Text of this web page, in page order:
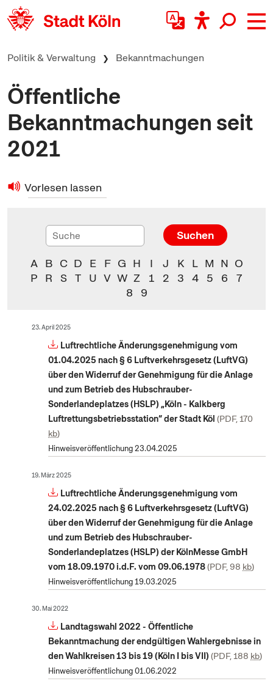
zum Inhalt springen
Politik & Verwaltung Bekanntmachungen
Öffentliche
Bekanntmachungen seit
2021
Vorlesen lassen
Suchen
A B C D E F G H I J K L M N O
P
R S T U V W Z 1 2 3 4 5 6
7
8
9
23. April 2025
Luftrechtliche Änderungsgenehmigung vom
01.04.2025 nach § 6 Luftverkehrsgesetz (LuftVG)
über den Widerruf der Genehmigung für die Anlage
und zum Betrieb des Hubschrauber-
Sonderlandeplatzes (HSLP) „Köln - Kalkberg
Luftrettungsbetriebsstation“ der Stadt Köl PDF, 170
kb
Hinweisveröffentlichung 23.04.2025
19. März 2025
Luftrechtliche Änderungsgenehmigung vom
24.02.2025 nach § 6 Luftverkehrsgesetz (LuftVG)
über den Widerruf der Genehmigung für die Anlage
und zum Betrieb des Hubschrauber-
Sonderlandeplatzes (HSLP) der KölnMesse GmbH
vom 18.09.1970 i.d.F. vom 09.06.1978 PDF, 98 kb
Hinweisveröffentlichung 19.03.2025
30. Mai 2022
Landtagswahl 2022 - Öffentliche
Bekanntmachung der endgültigen Wahlergebnisse in
den Wahlkreisen 13 bis 19 (Köln I bis VII) PDF, 188 kb
Hinweisveröffentlichung 01.06.2022